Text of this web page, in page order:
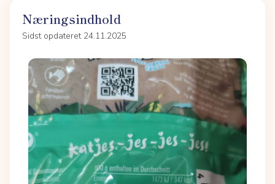
Næringsindhold
Sidst opdateret 24.11.2025